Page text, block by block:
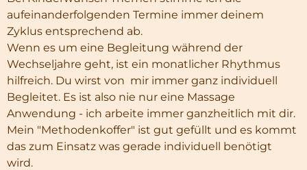
aufeinanderfolgenden Termine immer deinem
Zyklus entsprechend ab.
Wenn es um eine Begleitung während der
Wechseljahre geht, ist ein monatlicher Rhythmus
hilfreich. Du wirst von mir immer ganz individuell
Begleitet. Es ist also nie nur eine Massage
Anwendung - ich arbeite immer ganzheitlich mit dir.
Mein "Methodenkoffer" ist gut gefüllt und es kommt
das zum Einsatz was gerade individuell benötigt
wird.